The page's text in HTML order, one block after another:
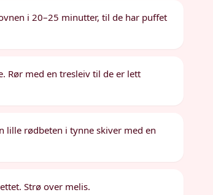
i 20–25 minutter, til de har puffet
Rør med en tresleiv til de er lett
lille rødbeten i tynne skiver med en
Strø over melis.